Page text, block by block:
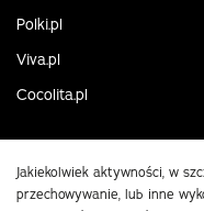
Polki.pl
Viva.pl
Cocolita.pl
Jakiekolwiek aktywności, w
przechowywanie, lub inne